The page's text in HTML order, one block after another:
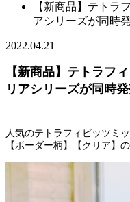
【新商品】テトラ
アシリーズが同時発
2022.04.21
【新商品】テトラ
リアシリーズが同時発
人気のテトラフィビッツミ
【ボーダー柄】【クリア】